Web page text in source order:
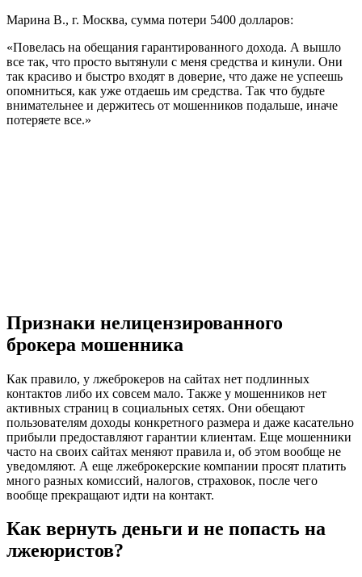
Марина В., г. Москва, сумма потери 5400 долларов:
«Повелась на обещания гарантированного дохода. А вышло
все так, что просто вытянули с меня средства и кинули. Они
так красиво и быстро входят в доверие, что даже не успеешь
опомниться, как уже отдаешь им средства. Так что будьте
внимательнее и держитесь от мошенников подальше, иначе
потеряете все.»
Признаки нелицензированного
брокера мошенника
Как правило, у лжеброкеров на сайтах нет подлинных
контактов либо их совсем мало. Также у мошенников нет
активных страниц в социальных сетях. Они обещают
пользователям доходы конкретного размера и даже касательно
прибыли предоставляют гарантии клиентам. Еще мошенники
часто на своих сайтах меняют правила и, об этом вообще не
уведомляют. А еще лжеброкерские компании просят платить
много разных комиссий, налогов, страховок, после чего
вообще прекращают идти на контакт.
Как вернуть деньги и не попасть на
лжеюристов?